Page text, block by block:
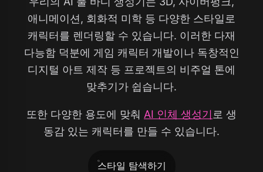
애니메이션, 회화적 미학 등 다양한 스타일로
캐릭터를 렌더링할 수 있습니다. 이러한 다재
다능함 덕분에 게임 캐릭터 개발이나 독창적인
디지털 아트 제작 등 프로젝트의 비주얼 톤에
맞추기가 쉽습니다.
또한 다양한 용도에 맞춰 AI 인체 생성기 로 생
동감 있는 캐릭터를 만들 수 있습니다.
스타일 탐색하기